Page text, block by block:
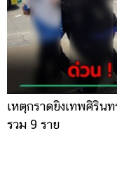
เหตุกราดยิงเทพศิริน
รวม 9 ราย